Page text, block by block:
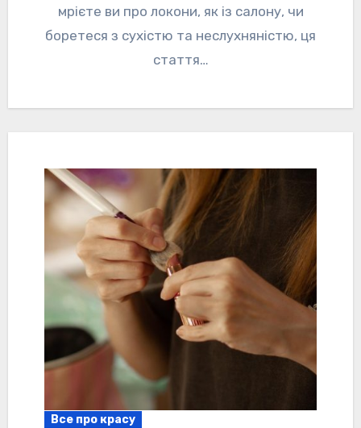
мрієте ви про локони, як із салону, чи
боретеся з сухістю та неслухняністю, ця
стаття…
Все про красу